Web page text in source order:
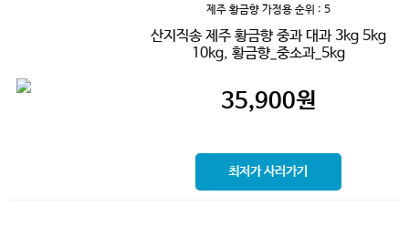
제주 황금향 가정용 순위 : 5
산지직송 제주 황금향 중과 대과 3kg 5kg
10kg, 황금향_중소과_5kg
35,900원
최저가 사러가기